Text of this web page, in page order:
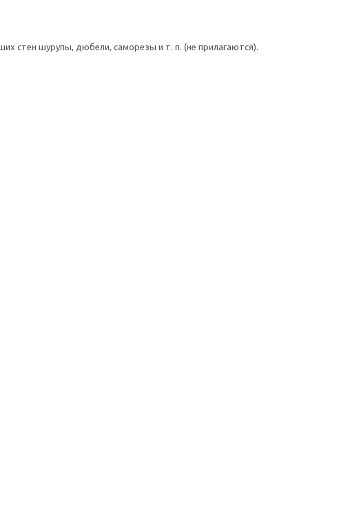
стен шурупы, дюбели, саморезы и т. п. (не прилагаются).